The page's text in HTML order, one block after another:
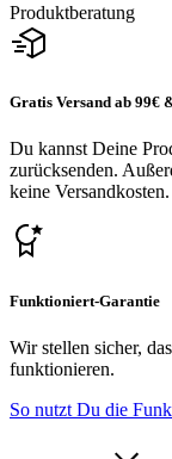
Produktberatung
Gratis Versand ab 99€
Du kannst Deine
zurücksenden.
keine Versandkosten.
Funktioniert-Garantie
Wir stellen sicher,
funktionieren.
So nutzt Du die